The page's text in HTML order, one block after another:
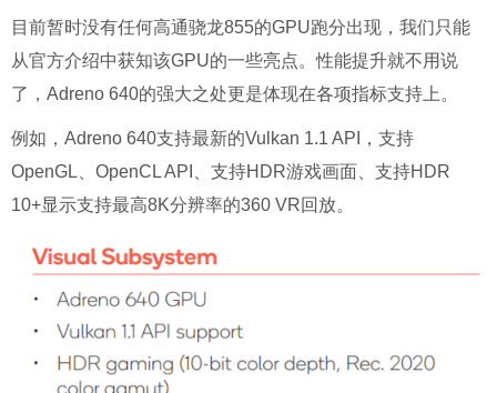
目前暂时没有任何高通骁龙855的GPU跑分出现，我们只能
从官方介绍中获知该GPU的一些亮点。性能提升就不用说
了，Adreno 640的强大之处更是体现在各项指标支持上。
例如，Adreno 640支持最新的Vulkan 1.1 API，支持
OpenGL、OpenCL API、支持HDR游戏画面、支持HDR
10+显示支持最高8K分辨率的360 VR回放。